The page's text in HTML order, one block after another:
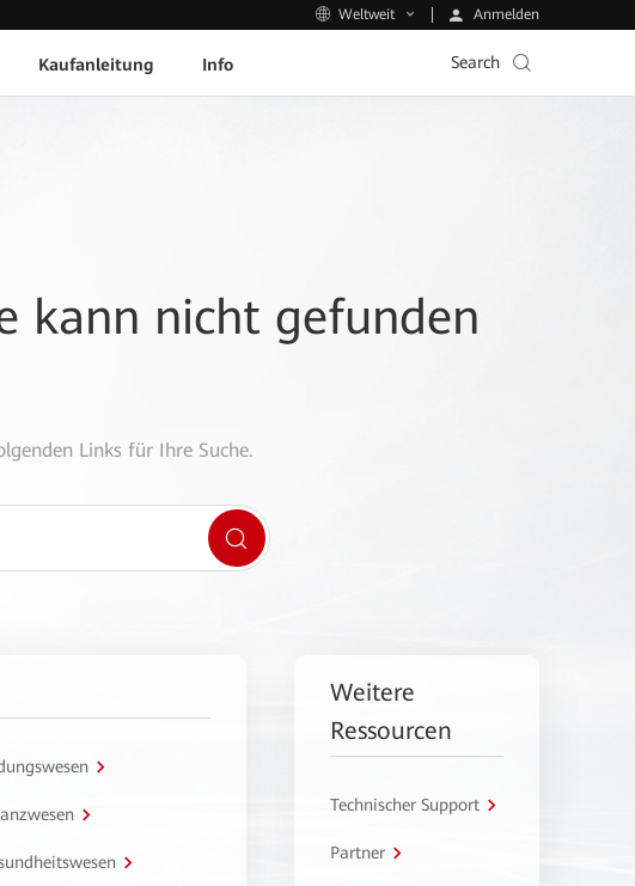
Weltweit Anmelden
Kaufanleitung Info Search
kann nicht gefunden
Links für Ihre Suche.
Weitere
Ressourcen
Technischer Support
Partner